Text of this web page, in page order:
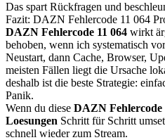
Das spart Rückfragen und
Fazit: DAZN Fehlercode 11 064
DAZN Fehlercode 11 064 wirkt
behoben, wenn ich systematisch
Neustart, dann Cache, Browser,
meisten Fällen liegt die Ursache
deshalb ist die beste Strategie:
Panik.
Wenn du diese DAZN Fehlercode
Loesungen Schritt für Schritt
schnell wieder zum Stream.